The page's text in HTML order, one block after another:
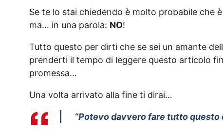
Se te lo stai chiedendo è molto probabile che
ma… in una parola: NO!
Tutto questo per dirti che se sei un amante
prenderti il tempo di leggere questo articolo
promessa…
Una volta arrivato alla fine ti dirai…
“Potevo davvero fare tutto questo